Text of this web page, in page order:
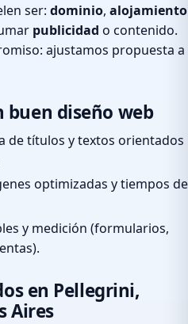
ser: dominio, alojamiento
publicidad o contenido.
ajustamos propuesta a
buen diseño web
de títulos y textos orientados
optimizadas y tiempos de
y medición (formularios,
en Pellegrini,
Aires